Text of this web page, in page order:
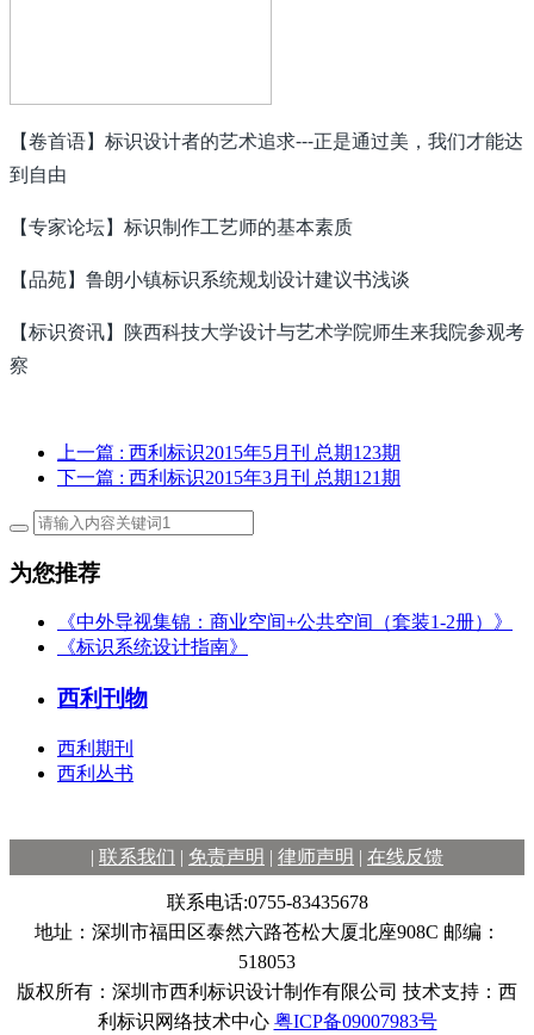
【卷首语】标识设计者的艺术追求---正是通过美，我们才能达
到自由
【专家论坛】标识制作工艺师的基本素质
【品苑】鲁朗小镇标识系统规划设计建议书浅谈
【标识资讯】陕西科技大学设计与艺术学院师生来我院参观考
察
上一篇 : 西利标识2015年5月刊 总期123期
下一篇 : 西利标识2015年3月刊 总期121期
为您推荐
《中外导视集锦：商业空间+公共空间（套装1-2册）》
《标识系统设计指南》
西利刊物
西利期刊
西利丛书
| 联系我们 | 免责声明 | 律师声明 | 在线反馈
联系电话:0755-83435678
地址：深圳市福田区泰然六路苍松大厦北座908C 邮编：
518053
版权所有：深圳市西利标识设计制作有限公司 技术支持：西
利标识网络技术中心 粤ICP备09007983号